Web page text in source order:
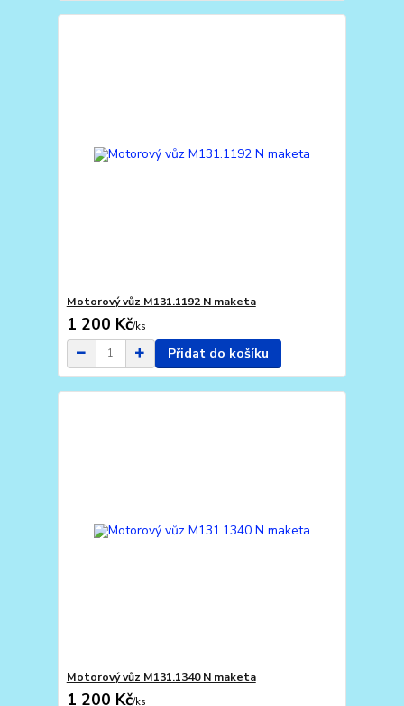
Motorový vůz M131.1192 N maketa
1 200 Kč/ks
Přidat do košíku
Motorový vůz M131.1340 N maketa
1 200 Kč/ks